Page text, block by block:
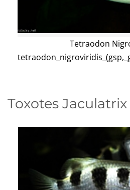
Tetraodon
Toxotes